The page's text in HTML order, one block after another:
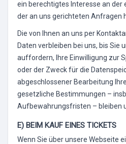
ein berechtigtes Interesse an
der an uns gerichteten Anfragen
Die von Ihnen an uns per
Daten verbleiben bei uns, bis Sie
auffordern, Ihre Einwilligung zur
oder der Zweck für die
abgeschlossener Bearbeitung
gesetzliche Bestimmungen –
Aufbewahrungsfristen – bleiben
E) BEIM KAUF EINES TICKETS
Wenn Sie über unsere Webseite